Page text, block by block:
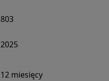
803
2025
12 miesięcy